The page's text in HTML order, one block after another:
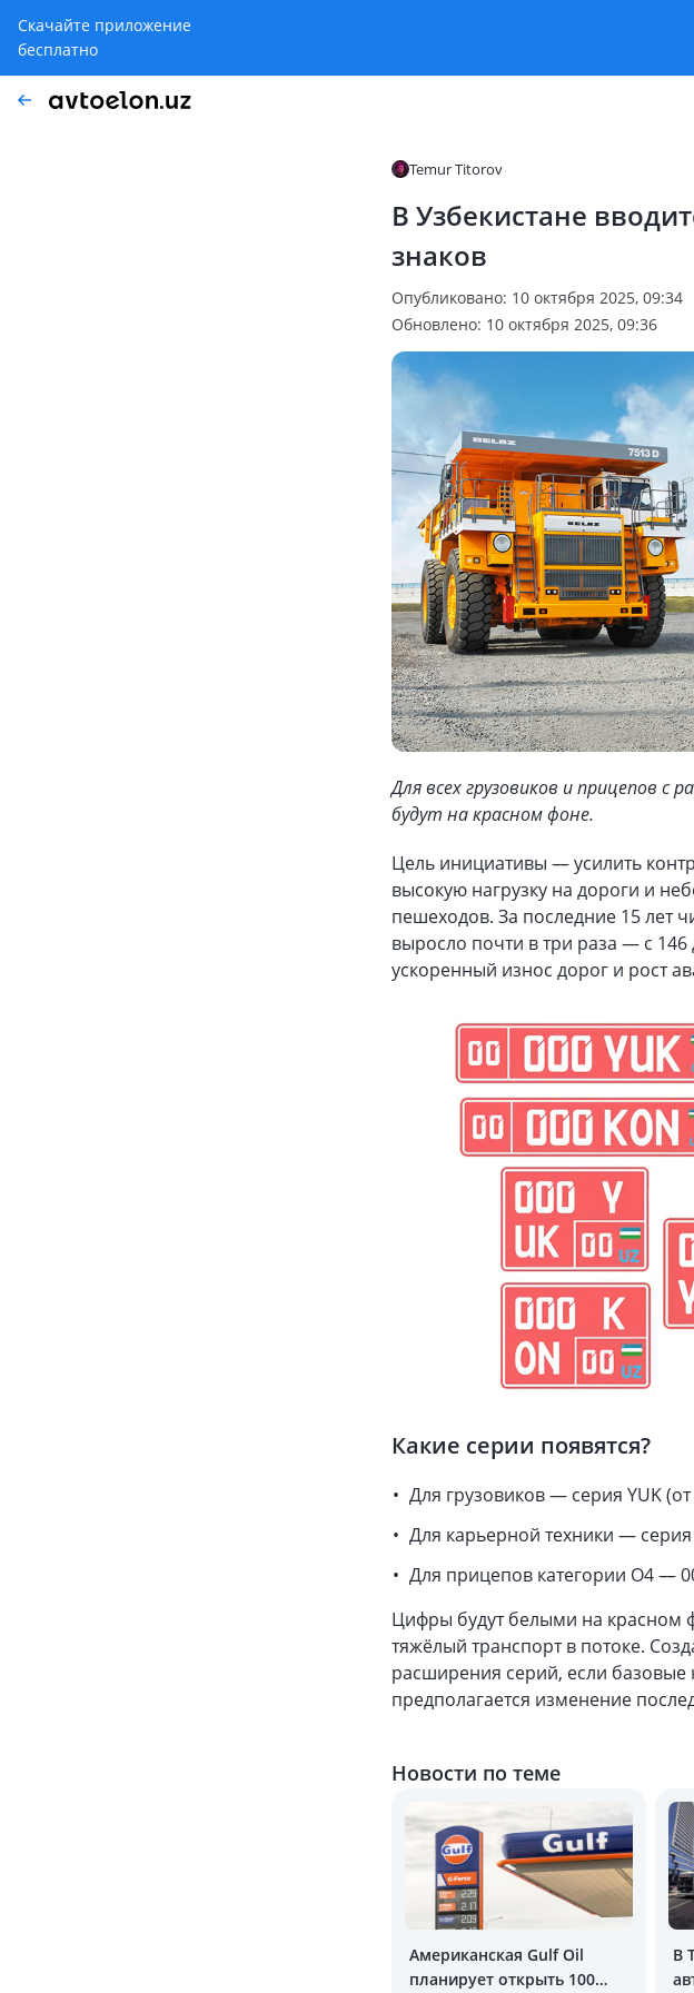
Скачайте приложение
бесплатно
Temur Titorov
В Узбекистане
знаков
Опубликовано: 10 октября 2025, 09:34
Обновлено: 10 октября 2025, 09:36
Для всех грузовиков и прицепов
будут на красном фоне.
Цель инициативы — усилить
высокую нагрузку на дороги и
пешеходов. За последние 15 лет
выросло почти в три раза — с
ускоренный износ дорог и рост
Какие серии появятся?
Для грузовиков — серия YUK (от
Для карьерной техники —
Для прицепов категории O4 —
Цифры будут белыми на красном
тяжёлый транспорт в потоке.
расширения серий, если
предполагается изменение
Новости по теме
Американская Gulf Oil
планирует открыть 100
В